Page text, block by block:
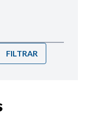
FILTRAR